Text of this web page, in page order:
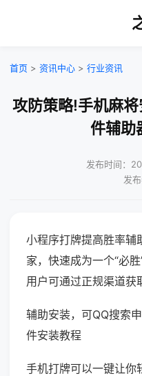
首页 > 资讯中心 > 行业资讯
攻防策略!手机麻
件辅助
发布时间：
发
小程序打牌提高胜率辅
家，快速成为一个“必
用户可通过正规渠道获
辅助安装，可QQ搜索
件安装教程
手机打牌可以一键让你